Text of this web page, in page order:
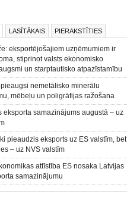
LASĪTĀKAIS PIERAKSTĪTIES
eksportējošajiem uzņēmumiem ir
stiprinot valsts ekonomisko
un starptautisko atpazīstamību
nemetālisko minerālu
mēbeļu un poligrāfijas ražošana
eksporta samazinājums augustā – uz
pieaudzis eksports uz ES valstīm, bet
– uz NVS valstīm
attīstība ES nosaka Latvijas
samazinājumu